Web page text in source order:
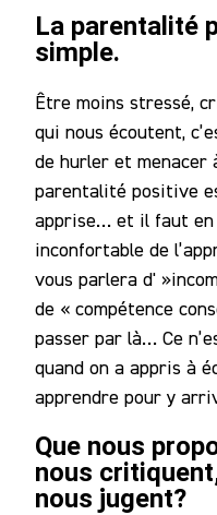
La parentalité
simple.
Être moins stressé,
qui nous écoutent,
de hurler et menacer
parentalité positive
apprise… et il faut en
inconfortable de
vous parlera d'
de « compétence
passer par là… Ce
quand on a appris à
apprendre pour y
Que nous
nous
nous jugent?